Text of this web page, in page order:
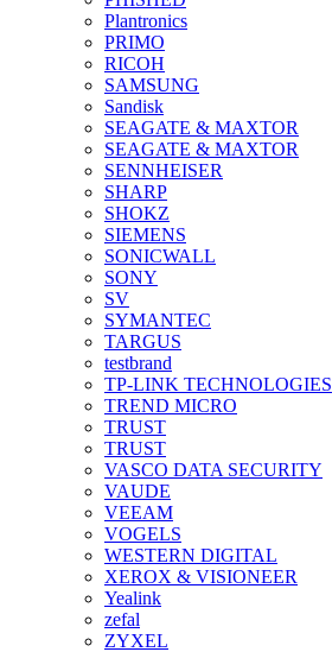
Plantronics
PRIMO
RICOH
SAMSUNG
Sandisk
SEAGATE & MAXTOR
SEAGATE & MAXTOR
SENNHEISER
SHARP
SHOKZ
SIEMENS
SONICWALL
SONY
SV
SYMANTEC
TARGUS
testbrand
TP-LINK TECHNOLOGIES
TREND MICRO
TRUST
TRUST
VASCO DATA SECURITY
VAUDE
VEEAM
VOGELS
WESTERN DIGITAL
XEROX & VISIONEER
Yealink
zefal
ZYXEL